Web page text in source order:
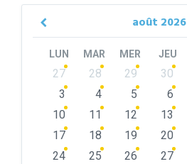
août 2026
Previous
LUN MAR MER JEU
Skip
calendar
27 28 29 30
3
4 5 6
10
11 12 13
17
18 19 20
24
25 26 27